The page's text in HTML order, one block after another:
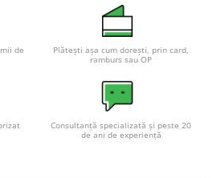
/
VRLA
VRLA
de
Plătești așa cum dorești, prin card,
ramburs sau OP
Consultanță specializată și peste 20
de ani de experiență